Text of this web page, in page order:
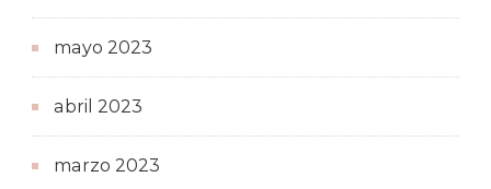
mayo 2023
abril 2023
marzo 2023